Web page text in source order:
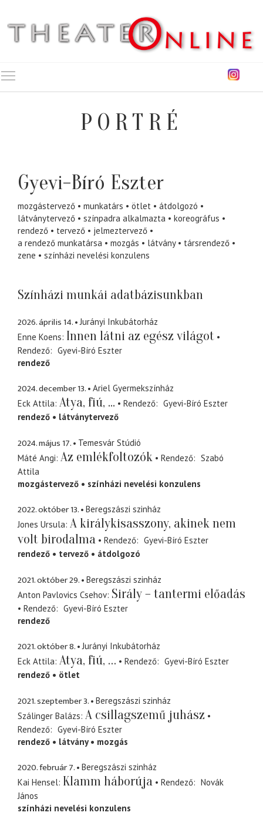
PORTRÉ
Gyevi-Bíró Eszter
mozgástervező munkatárs ötlet
átdolgozó
látványtervező
színpadra alkalmazta
koreográfus
rendező
tervező
jelmeztervező
a rendező munkatársa
mozgás látvány
társrendező
zene
színházi nevelési konzulens
Színházi munkái adatbázisunkban
2026. április 14.
Jurányi Inkubátorház
Enne Koens Innen látni az egész világot
Rendező
Gyevi-Bíró Eszter
rendező
2024. december 13.
Ariel Gyermekszínház
Eck Attila Atya, fiú, ... Rendező
Gyevi-Bíró Eszter
rendező
látványtervező
2024. május 17.
Temesvár Stúdió
Máté Angi Az emlékfoltozók Rendező
Szabó
Attila
mozgástervező
színházi nevelési konzulens
2022. október 13.
Beregszászi szinház
Jones Ursula A királykisasszony, akinek nem
volt birodalma
Rendező
Gyevi-Bíró Eszter
rendező
tervező átdolgozó
2021. október 29.
Beregszászi szinház
Anton Pavlovics Csehov Sirály – tantermi előadás
Rendező
Gyevi-Bíró Eszter
rendező
2021. október 8.
Jurányi Inkubátorház
Eck Attila Atya, fiú, … Rendező
Gyevi-Bíró Eszter
rendező
ötlet
2021. szeptember 3.
Beregszászi szinház
Szálinger Balázs A csillagszemű juhász
Rendező
Gyevi-Bíró Eszter
rendező
látvány mozgás
2020. február 7.
Beregszászi szinház
Kai Hensel Klamm háborúja Rendező
Novák
János
színházi nevelési konzulens